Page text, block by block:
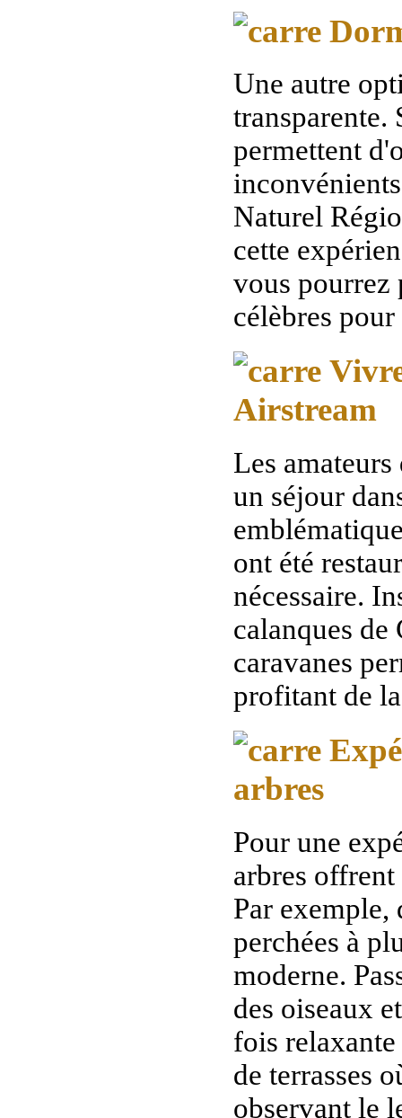
Une autre
transparente.
permettent
Naturel
cette
vous pourrez
célèbres
Airstream
Les
un séjour
ont été
nécessaire.
calanques de
caravanes
profitant de
arbres
Pour une
arbres
Par exemple,
perchées à
moderne.
des oiseaux
fois relaxante
de terrasses
observant le